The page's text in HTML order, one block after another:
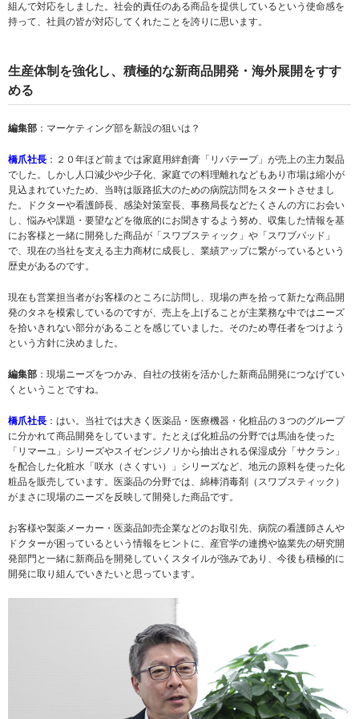
組んで対応をしました。社会的責任のある商品を提供しているという使命感を
持って、社員の皆が対応してくれたことを誇りに思います。
生産体制を強化し、積極的な新商品開発・海外展開をすす
める
編集部 ：マーケティング部を新設の狙いは？
橋爪社長 ：２０年ほど前までは家庭用絆創膏「リバテープ」が売上の主力製品
でした。しかし人口減少や少子化、家庭での料理離れなどもあり市場は縮小が
見込まれていたため、当時は販路拡大のための病院訪問をスタートさせまし
た。ドクターや看護師長、感染対策室長、事務局長などたくさんの方にお会い
し、悩みや課題・要望などを徹底的にお聞きするよう努め、収集した情報を基
にお客様と一緒に開発した商品が「スワブスティック」や「スワブパッド」
で、現在の当社を支える主力商材に成長し、業績アップに繋がっているという
歴史があるのです。
現在も営業担当者がお客様のところに訪問し、現場の声を拾って新たな商品開
発のタネを模索しているのですが、売上を上げることが主業務な中ではニーズ
を拾いきれない部分があることを感じていました。そのため専任者をつけよう
という方針に決めました。
編集部 ：現場ニーズをつかみ、自社の技術を活かした新商品開発につなげてい
くということですね。
橋爪社長 ：はい。当社では大きく医薬品・医療機器・化粧品の３つのグループ
に分かれて商品開発をしています。たとえば化粧品の分野では馬油を使った
「リマーユ」シリーズやスイゼンジノリから抽出される保湿成分「サクラン」
を配合した化粧水「咲水（さくすい）」シリーズなど、地元の原料を使った化
粧品を販売しています。医薬品の分野では、綿棒消毒剤（スワブスティック）
がまさに現場のニーズを反映して開発した商品です。
お客様や製薬メーカー・医薬品卸売企業などのお取引先、病院の看護師さんや
ドクターが困っているという情報をヒントに、産官学の連携や協業先の研究開
発部門と一緒に新商品を開発していくスタイルが強みであり、今後も積極的に
開発に取り組んでいきたいと思っています。